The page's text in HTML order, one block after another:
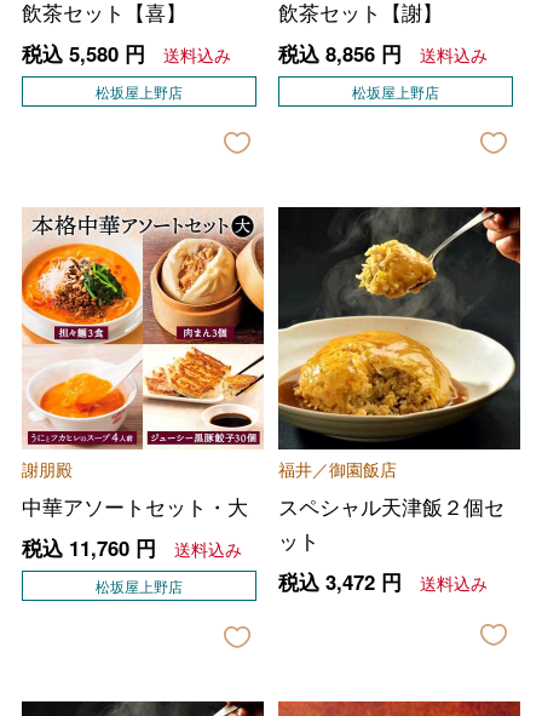
飲茶セット【喜】
税込 5,580円 送料込み
松坂屋上野店
飲茶セット【謝】
税込 8,856円 送料込み
松坂屋上野店
謝朋殿
中華アソートセット・大
税込 11,760円 送料込み
松坂屋上野店
福井／御園飯店
スペシャル天津飯２個セ
ット
税込 3,472円 送料込み